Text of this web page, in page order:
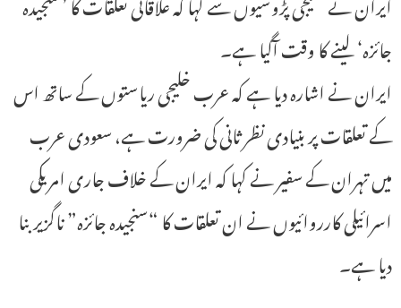
جائزہ‘ لینے کا وقت آگیا ہے۔
ایران نے اشارہ دیا ہے کہ عرب خلیجی ریاستوں کے ساتھ اس
کے تعلقات پر بنیادی نظر ثانی کی ضرورت ہے، سعودی عرب
میں تہران کے سفیر نے کہا کہ ایران کے خلاف جاری امریکی
اسرائیلی کارروائیوں نے ان تعلقات کا “سنجیدہ جائزہ” ناگزیر بنا
دیا ہے۔